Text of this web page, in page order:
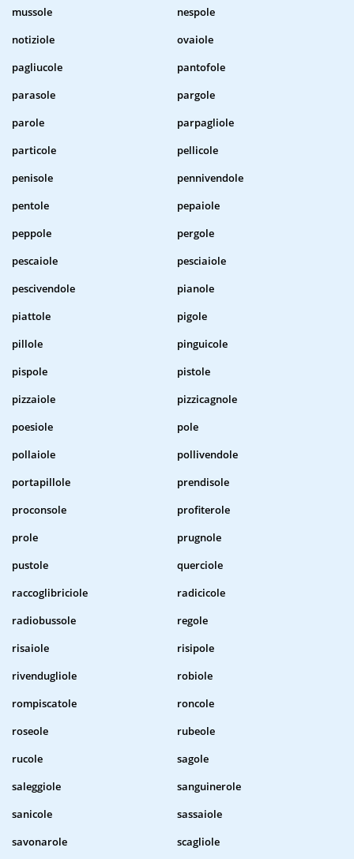
mussole
nespole
notiziole
ovaiole
pagliucole
pantofole
parasole
pargole
parole
parpagliole
particole
pellicole
penisole
pennivendole
pentole
pepaiole
peppole
pergole
pescaiole
pesciaiole
pescivendole
pianole
piattole
pigole
pillole
pinguicole
pispole
pistole
pizzaiole
pizzicagnole
poesiole
pole
pollaiole
pollivendole
portapillole
prendisole
proconsole
profiterole
prole
prugnole
pustole
querciole
raccoglibriciole
radicicole
radiobussole
regole
risaiole
risipole
rivendugliole
robiole
rompiscatole
roncole
roseole
rubeole
rucole
sagole
saleggiole
sanguinerole
sanicole
sassaiole
savonarole
scagliole